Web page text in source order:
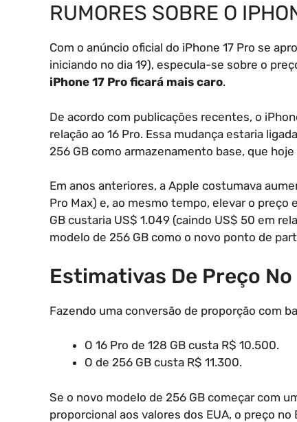
RUMORES SOBRE O
Com o anúncio oficial do iPhone 17 Pro se
iniciando no dia 19), especula-se sobre o
iPhone 17 Pro ficará mais caro.
De acordo com publicações recentes, o
relação ao 16 Pro. Essa mudança estaria
256 GB como armazenamento base, que
Em anos anteriores, a Apple costumava
Pro Max) e, ao mesmo tempo, elevar o
GB custaria US$ 1.049 (caindo US$ 50 em
modelo de 256 GB como o novo ponto de
Estimativas De Preço
Fazendo uma conversão de proporção com
O 16 Pro de 128 GB custa R$ 10.500.
O de 256 GB custa R$ 11.300.
Se o novo modelo de 256 GB começar com
proporcional aos valores dos EUA, o preço no